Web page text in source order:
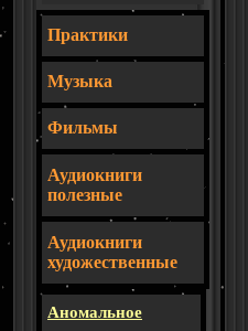
Практики
Музыка
Фильмы
Аудиокниги
полезные
Аудиокниги
художественные
Аномальное